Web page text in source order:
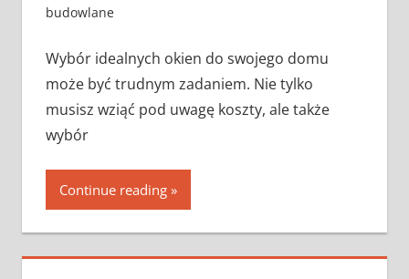
budowlane
Wybór idealnych okien do swojego domu
może być trudnym zadaniem. Nie tylko
musisz wziąć pod uwagę koszty, ale także
wybór
Continue reading